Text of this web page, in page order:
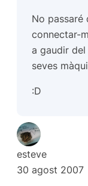
No passaré
connectar-
a gaudir
seves
:D
esteve
30 agost 2007